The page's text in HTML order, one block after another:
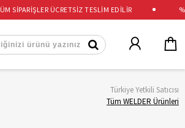
SİPARİŞLER ÜCRETSİZ TESLİM EDİLİR
Türkiye Yetkili Satıcısı
Tüm WELDER Ürünleri